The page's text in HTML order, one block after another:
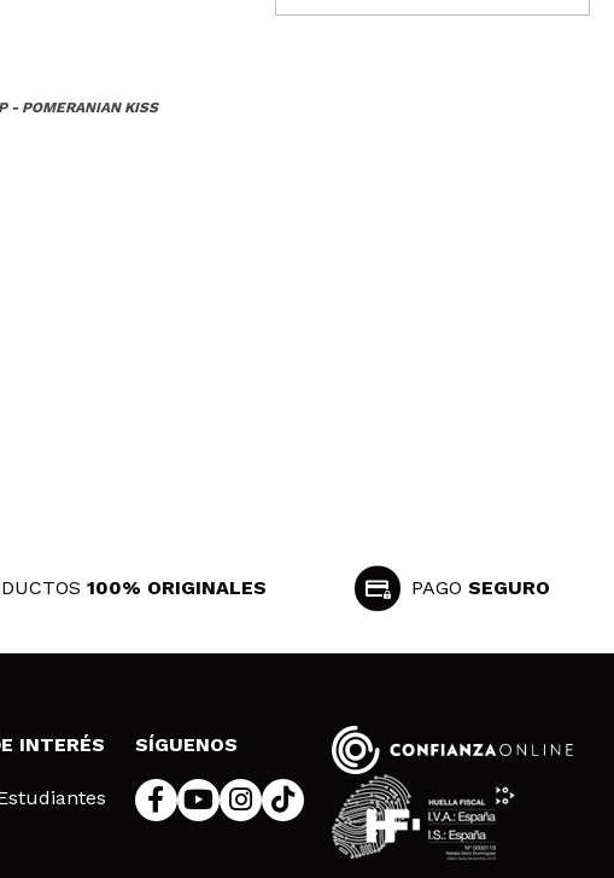
- POMERANIAN KISS
100% ORIGINALES PAGO SEGURO
INTERÉS SÍGUENOS